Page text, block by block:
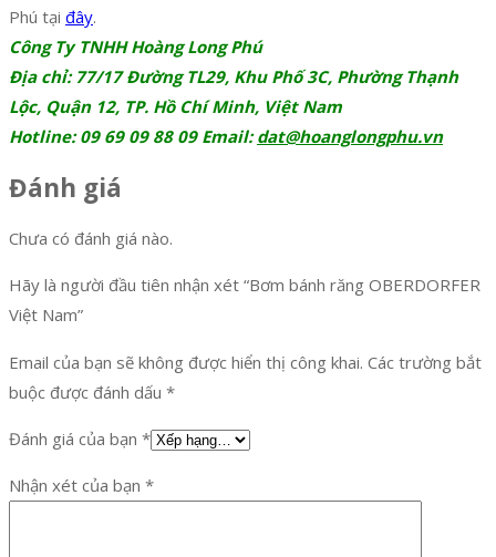
Phú tại đây.
Công Ty TNHH Hoàng Long Phú
Địa chỉ: 77/17 Đường TL29, Khu Phố 3C, Phường Thạnh
Lộc, Quận 12, TP. Hồ Chí Minh, Việt Nam
Hotline: 09 69 09 88 09 Email:dat@hoanglongphu.vn
Đánh giá
Chưa có đánh giá nào.
Hãy là người đầu tiên nhận xét “Bơm bánh răng OBERDORFER
Việt Nam”
Email của bạn sẽ không được hiển thị công khai. Các trường bắt
buộc được đánh dấu *
Đánh giá của bạn *
Nhận xét của bạn *